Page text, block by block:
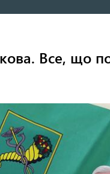
Все, що